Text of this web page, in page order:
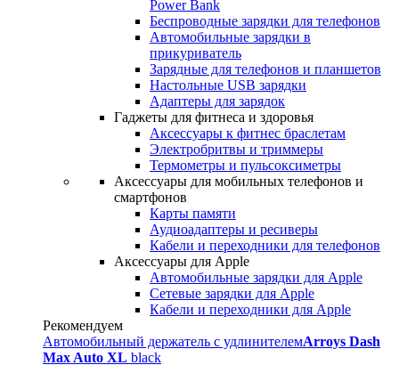
Power Bank
Беспроводные зарядки для телефонов
Автомобильные зарядки в
прикуриватель
Зарядные для телефонов и планшетов
Настольные USB зарядки
Адаптеры для зарядок
Гаджеты для фитнеса и здоровья
Аксессуары к фитнес браслетам
Электробритвы и триммеры
Термометры и пульсоксиметры
Аксессуары для мобильных телефонов и
смартфонов
Карты памяти
Аудиоадаптеры и ресиверы
Кабели и переходники для телефонов
Аксессуары для Apple
Автомобильные зарядки для Apple
Сетевые зарядки для Apple
Кабели и переходники для Apple
Рекомендуем
Автомобильный держатель с удлинителемArroys Dash
Max Auto XL black